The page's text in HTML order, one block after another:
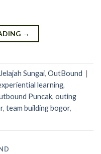
→
Jelajah Sungai, OutBound |
learning,
Puncak, outing
, team building bogor,